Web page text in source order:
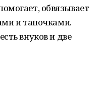
обвязывает
и тапочками.
внуков и две